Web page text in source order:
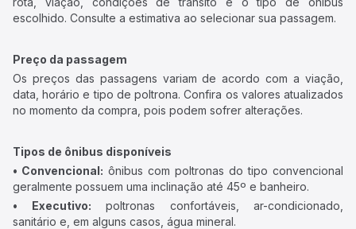
escolhido. Consulte a estimativa ao selecionar sua passagem.
Preço da passagem
Os preços das passagens variam de acordo com a viação,
data, horário e tipo de poltrona. Confira os valores atualizados
no momento da compra, pois podem sofrer alterações.
Tipos de ônibus disponíveis
• Convencional: ônibus com poltronas do tipo convencional
geralmente possuem uma inclinação até 45º e banheiro.
• Executivo: poltronas confortáveis, ar-condicionado,
sanitário e, em alguns casos, água mineral.